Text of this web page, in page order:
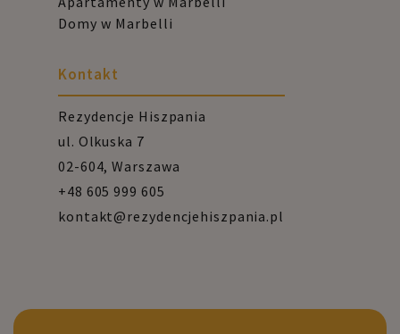
Domy w Marbelli
Kontakt
Rezydencje Hiszpania
ul. Olkuska 7
02-604, Warszawa
+48 605 999 605
kontakt@rezydencjehiszpania.pl